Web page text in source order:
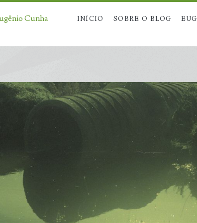
Cunha INÍCIO SOBRE O BLOG